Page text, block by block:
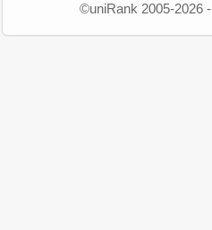
©uniRank 2005-2026 -